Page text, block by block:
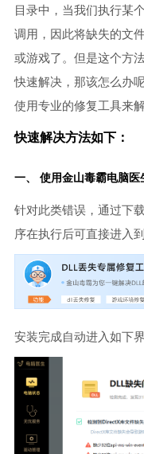
目录中，当我们执行某
调用，因此将缺失的文
或游戏了。但是这个方
快速解决，那该怎么办
使用专业的修复工具来
快速解决方法如下：
一、 使用金山毒霸电脑医
针对此类错误，通过下
序在执行后可直接进入
安装完成自动进入如下